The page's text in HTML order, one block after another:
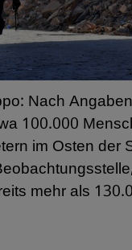
Nach
100.000
im Osten der
mehr als